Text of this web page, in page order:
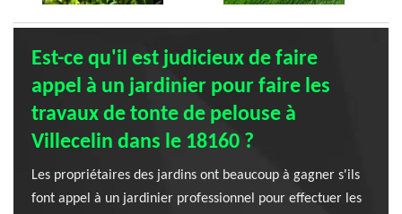
Est-ce qu'il est judicieux de faire
appel à un jardinier pour faire les
travaux de tonte de pelouse à
Villecelin dans le 18160 ?
Les propriétaires des jardins ont beaucoup à gagner s'ils
font appel à un jardinier professionnel pour effectuer les